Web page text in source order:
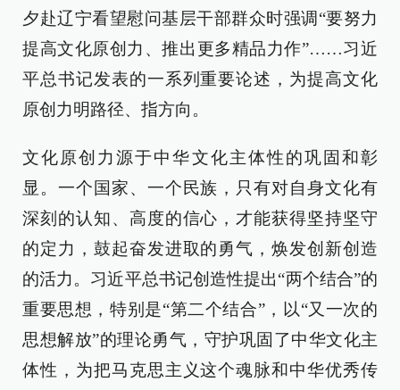
夕赴辽宁看望慰问基层干部群众时强调“要努力
提高文化原创力、推出更多精品力作”……习近
平总书记发表的一系列重要论述，为提高文化
原创力明路径、指方向。
文化原创力源于中华文化主体性的巩固和彰
显。一个国家、一个民族，只有对自身文化有
深刻的认知、高度的信心，才能获得坚持坚守
的定力，鼓起奋发进取的勇气，焕发创新创造
的活力。习近平总书记创造性提出“两个结合”的
重要思想，特别是“第二个结合”，以“又一次的
思想解放”的理论勇气，守护巩固了中华文化主
体性，为把马克思主义这个魂脉和中华优秀传